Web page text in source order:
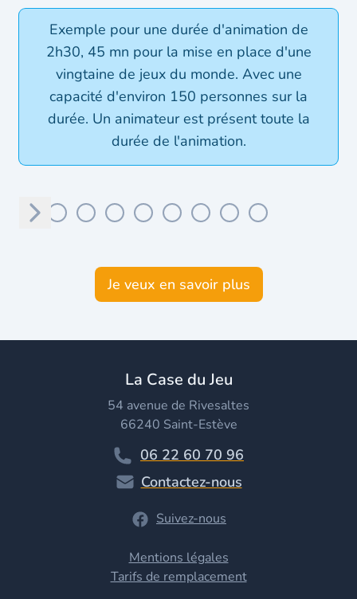
Exemple pour une durée d'animation de
2h30, 45 mn pour la mise en place d'une
vingtaine de jeux du monde. Avec une
capacité d'environ 150 personnes sur la
durée. Un animateur est présent toute la
durée de l'animation.
Suivant
Je veux en savoir plus
La Case du Jeu
54 avenue de Rivesaltes
66240 Saint-Estève
06 22 60 70 96
Contactez-nous
Suivez-nous
Mentions légales
Tarifs de remplacement